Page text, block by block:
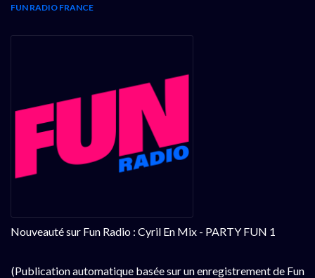
FUN RADIO FRANCE
Nouveauté sur Fun Radio : Cyril En Mix - PARTY FUN 1
(Publication automatique basée sur un enregistrement de Fun